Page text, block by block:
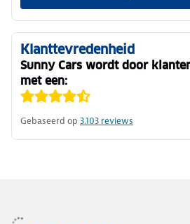
Klanttevredenheid
Sunny Cars wordt door
met een:
Gebaseerd op 3.103 reviews